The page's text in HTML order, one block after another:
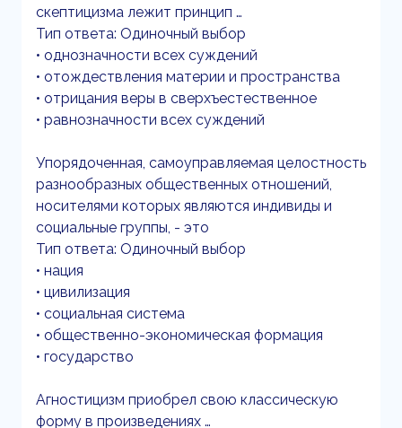
скептицизма лежит принцип …
Тип ответа: Одиночный выбор
• однозначности всех суждений
• отождествления материи и пространства
• отрицания веры в сверхъестественное
• равнозначности всех суждений
Упорядоченная, самоуправляемая целостность
разнообразных общественных отношений,
носителями которых являются индивиды и
социальные группы, - это
Тип ответа: Одиночный выбор
• нация
• цивилизация
• социальная система
• общественно-экономическая формация
• государство
Агностицизм приобрел свою классическую
форму в произведениях …